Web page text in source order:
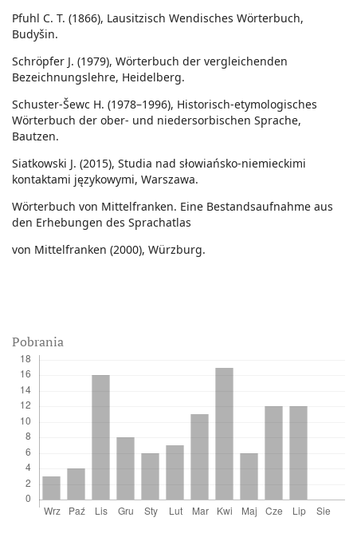
Pobrania
Pfuhl C. T. (1866), Lausitzisch Wendisches Wörterbuch,
Budyšin.
Schröpfer J. (1979), Wörterbuch der vergleichenden
Bezeichnungslehre, Heidelberg.
Schuster-Šewc H. (1978–1996), Historisch-etymologisches
Wörterbuch der ober- und niedersorbischen Sprache,
Bautzen.
Siatkowski J. (2015), Studia nad słowiańsko-niemieckimi
kontaktami językowymi, Warszawa.
Wörterbuch von Mittelfranken. Eine Bestandsaufnahme aus
den Erhebungen des Sprachatlas
von Mittelfranken (2000), Würzburg.